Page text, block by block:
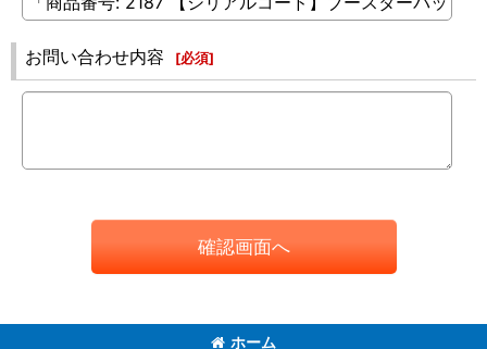
お問い合わせ内容 [必須]
確認画面へ
ホーム